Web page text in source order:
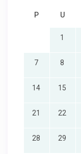
P U
1
7 8
14 15
21 22
28 29